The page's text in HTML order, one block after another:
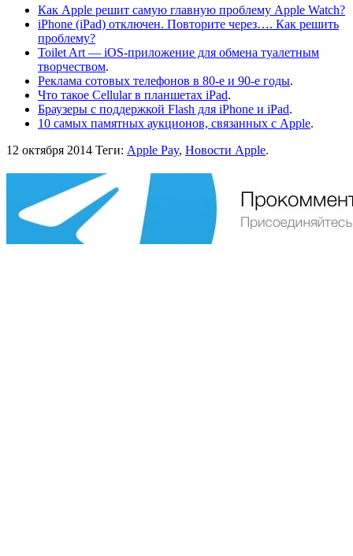
Как Apple решит самую главную проблему Apple Watch?
iPhone (iPad) отключен. Повторите через…. Как решить
проблему?
Toilet Art — iOS-приложение для обмена туалетным
творчеством.
Реклама сотовых телефонов в 80-е и 90-е годы.
Что такое Cellular в планшетах iPad.
Браузеры с поддержкой Flash для iPhone и iPad.
10 самых памятных аукционов, связанных с Apple.
12 октября 2014 Теги: Apple Pay, Новости Apple.